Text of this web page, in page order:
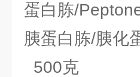
蛋白胨/
胰蛋白胨/胰化
500克